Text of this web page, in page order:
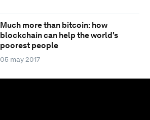
Much more than bitcoin: how
blockchain can help the world's
poorest people
05 may 2017